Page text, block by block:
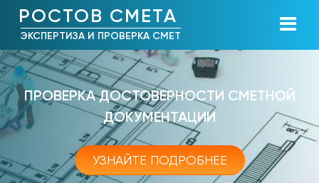
РОСТОВ СМЕТА
ЭКСПЕРТИЗА И ПРОВЕРКА СМЕТ
ПРОВЕРКА ДОСТОВЕРНОСТИ СМЕТНОЙ
ДОКУМЕНТАЦИИ
УЗНАЙТЕ ПОДРОБНЕЕ